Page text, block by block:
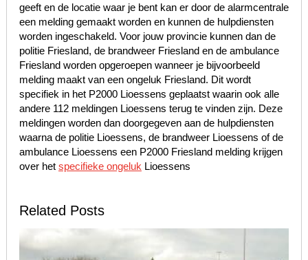
geeft en de locatie waar je bent kan er door de alarmcentrale
een melding gemaakt worden en kunnen de hulpdiensten
worden ingeschakeld. Voor jouw provincie kunnen dan de
politie Friesland, de brandweer Friesland en de ambulance
Friesland worden opgeroepen wanneer je bijvoorbeeld
melding maakt van een ongeluk Friesland. Dit wordt
specifiek in het P2000 Lioessens geplaatst waarin ook alle
andere 112 meldingen Lioessens terug te vinden zijn. Deze
meldingen worden dan doorgegeven aan de hulpdiensten
waarna de politie Lioessens, de brandweer Lioessens of de
ambulance Lioessens een P2000 Friesland melding krijgen
over het specifieke ongelukLioessens
Related Posts